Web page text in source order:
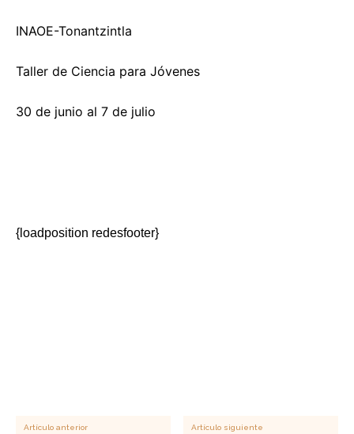
INAOE-Tonantzintla
Taller de Ciencia para Jóvenes
30 de junio al 7 de julio
{loadposition redesfooter}
Artículo anterior Artículo siguiente